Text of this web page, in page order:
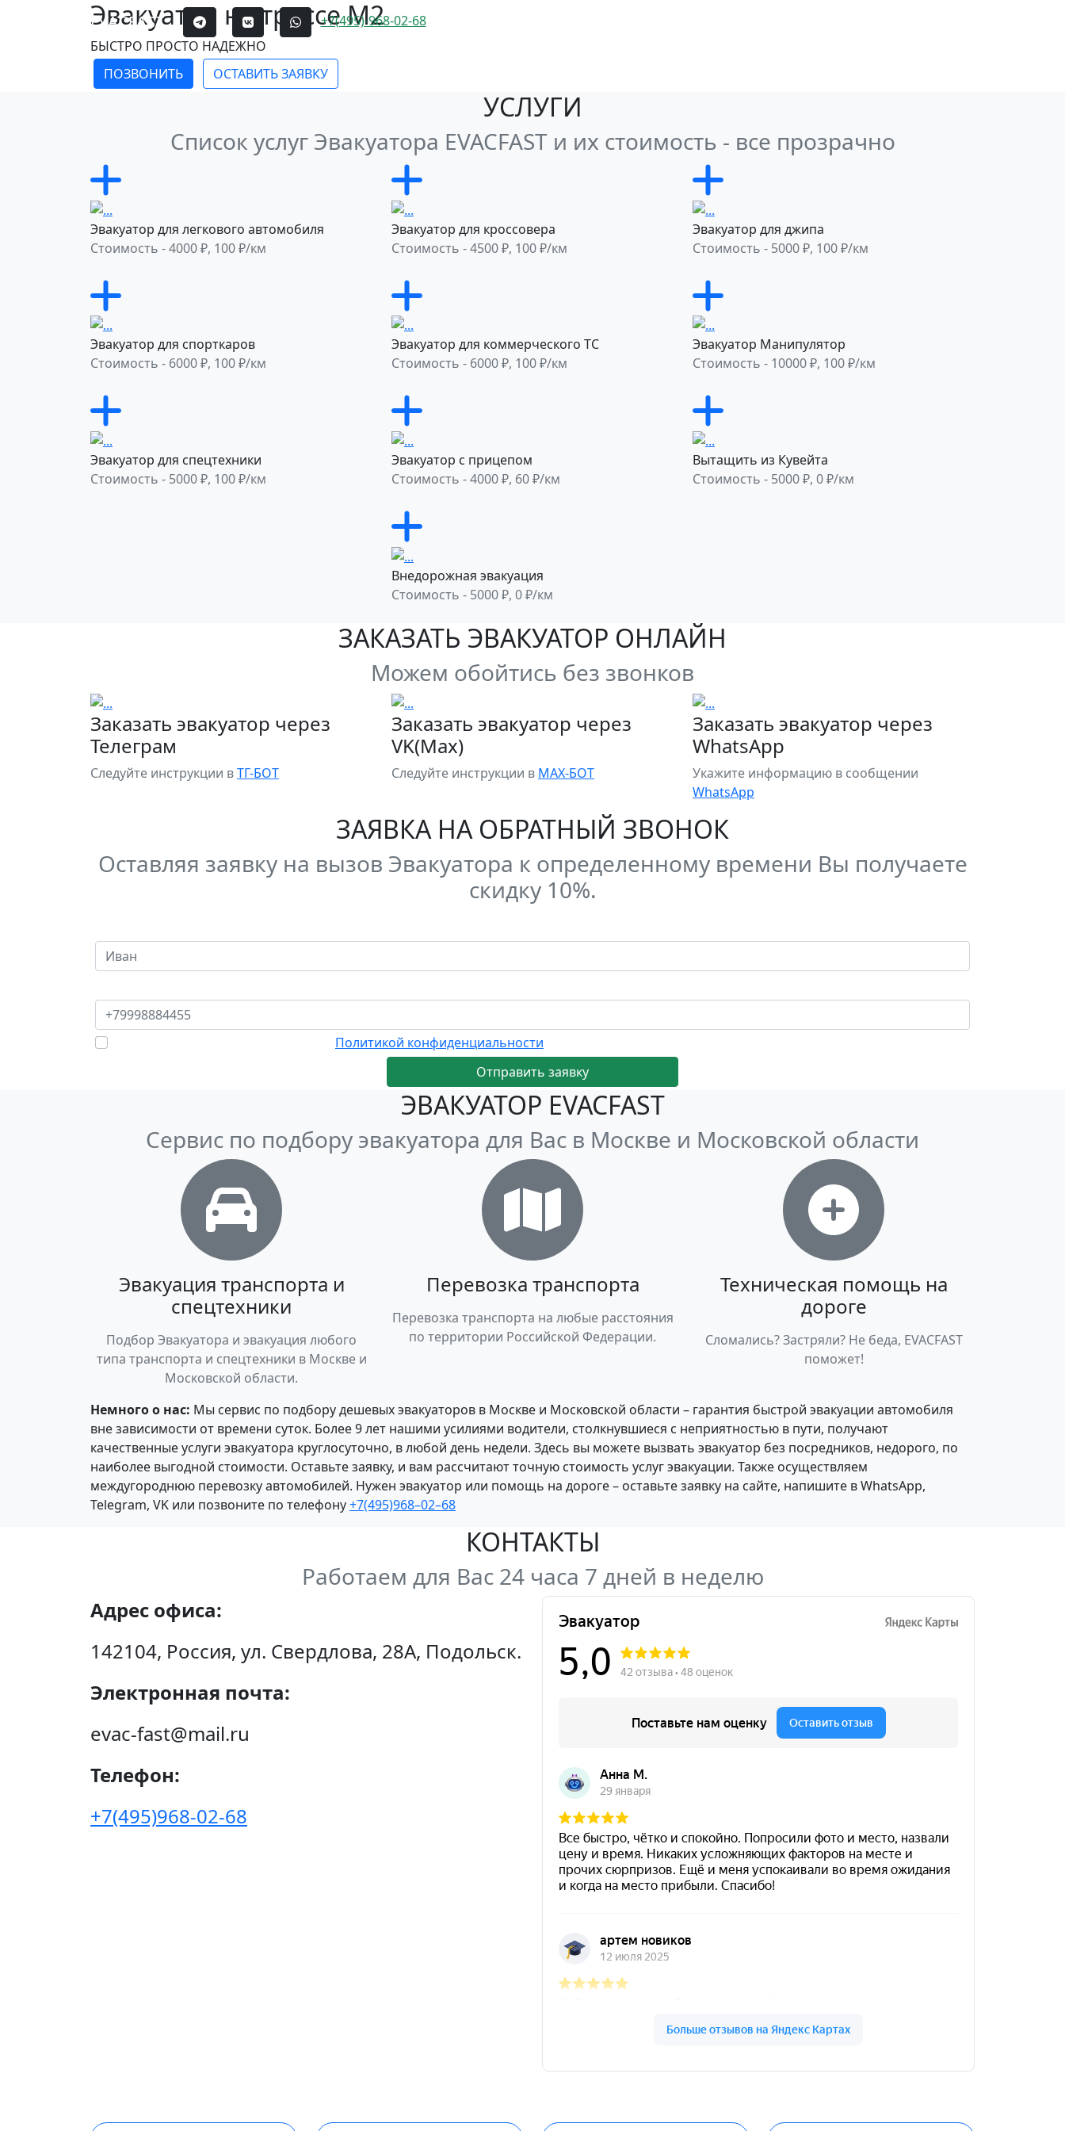
EVACFAST +7(495)-968-02-68
Эвакуатор на трассе М2
БЫСТРО ПРОСТО НАДЕЖНО
ПОЗВОНИТЬ
ОСТАВИТЬ ЗАЯВКУ
УСЛУГИ
Список услуг Эвакуатора EVACFAST и их стоимость - все прозрачно
Эвакуатор для легкового автомобиля
Стоимость - 4000 ₽, 100 ₽/км
Эвакуатор для кроссовера
Стоимость - 4500 ₽, 100 ₽/км
Эвакуатор для джипа
Стоимость - 5000 ₽, 100 ₽/км
Эвакуатор для спорткаров
Стоимость - 6000 ₽, 100 ₽/км
Эвакуатор для коммерческого ТС
Стоимость - 6000 ₽, 100 ₽/км
Эвакуатор Манипулятор
Стоимость - 10000 ₽, 100 ₽/км
Эвакуатор для спецтехники
Стоимость - 5000 ₽, 100 ₽/км
Эвакуатор с прицепом
Стоимость - 4000 ₽, 60 ₽/км
Вытащить из Кувейта
Стоимость - 5000 ₽, 0 ₽/км
Внедорожная эвакуация
Стоимость - 5000 ₽, 0 ₽/км
ЗАКАЗАТЬ ЭВАКУАТОР ОНЛАЙН
Можем обойтись без звонков
Заказать эвакуатор через
Телеграм
Следуйте инструкции вТГ-БОТ
Заказать эвакуатор через
VK(Max)
Следуйте инструкции в MAX-БОТ
Заказать эвакуатор через
WhatsApp
Укажите информацию в сообщении
WhatsApp
ЗАЯВКА НА ОБРАТНЫЙ ЗВОНОК
Оставляя заявку на вызов Эвакуатора к определенному времени Вы получаете
скидку 10%.
Политикой конфиденциальности
Отправить заявку
ЭВАКУАТОР EVACFAST
Сервис по подбору эвакуатора для Вас в Москве и Московской области
Эвакуация транспорта и
спецтехники
Подбор Эвакуатора и эвакуация любого
типа транспорта и спецтехники в Москве и
Московской области.
Перевозка транспорта
Перевозка транспорта на любые расстояния
по территории Российской Федерации.
Техническая помощь на
дороге
Сломались? Застряли? Не беда, EVACFAST
поможет!
Немного о нас: Мы сервис по подбору дешевых эвакуаторов в Москве и Московской области – гарантия быстрой эвакуации автомобиля
вне зависимости от времени суток. Более 9 лет нашими усилиями водители, столкнувшиеся с неприятностью в пути, получают
качественные услуги эвакуатора круглосуточно, в любой день недели. Здесь вы можете вызвать эвакуатор без посредников, недорого, по
наиболее выгодной стоимости. Оставьте заявку, и вам рассчитают точную стоимость услуг эвакуации. Также осуществляем
междугороднюю перевозку автомобилей. Нужен эвакуатор или помощь на дороге – оставьте заявку на сайте, напишите в WhatsApp,
Telegram, VK или позвоните по телефону+7(495)968–02–68
КОНТАКТЫ
Работаем для Вас 24 часа 7 дней в неделю
Адрес офиса:
142104, Россия, ул. Свердлова, 28А, Подольск.
Электронная почта:
evac-fast@mail.ru
Телефон:
+7(495)968-02-68